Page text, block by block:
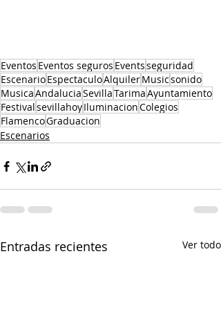
Eventos Eventos seguros Eventsseguridad
EscenarioEspectaculoAlquilerMusicsonido
MusicaAndaluciaSevillaTarimaAyuntamiento
FestivalsevillahoyIluminacionColegios
FlamencoGraduacion
Escenarios
Entradas recientes Ver todo